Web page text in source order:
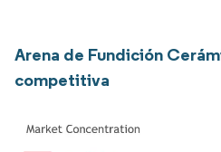
Arena de Fundición
competitiva